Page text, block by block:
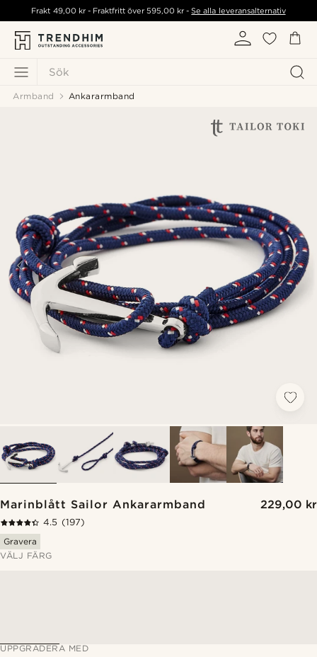
Sök
Frakt 49,00 kr- Fraktfritt över595,00 kr -Se alla leveransalternativ
Armband Ankararmband
Marinblått Sailor Ankararmband 229,00 kr
4.5 (197)
Gravera
VÄLJ FÄRG
UPPGRADERA MED